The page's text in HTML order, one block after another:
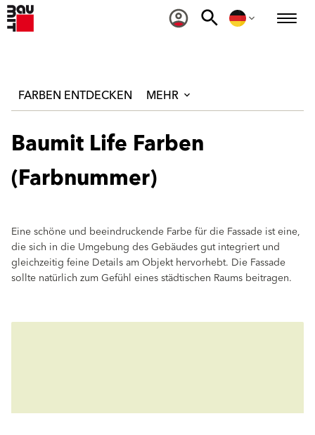
FARBEN ENTDECKEN MEHR
Baumit Life Farben
(Farbnummer)
Eine schöne und beeindruckende Farbe für die Fassade ist eine,
die sich in die Umgebung des Gebäudes gut integriert und
gleichzeitig feine Details am Objekt hervorhebt. Die Fassade
sollte natürlich zum Gefühl eines städtischen Raums beitragen.